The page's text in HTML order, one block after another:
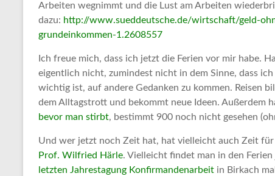
Arbeiten wegnimmt und die Lust am Arbeiten
dazu: http://www.sueddeutsche.de/wirtschaft/geld-
grundeinkommen-1.2608557
Ich freue mich, dass ich jetzt die Ferien vor mir habe.
eigentlich nicht, zumindest nicht in dem Sinne, dass
wichtig ist, auf andere Gedanken zu kommen. Reisen
dem Alltagstrott und bekommt neue Ideen. Außerdem
bevor man stirbt, bestimmt 900 noch nicht gesehen
Und wer jetzt noch Zeit hat, hat vielleicht auch Zeit für
Prof. Wilfried Härle. Vielleicht findet man in den
letzten Jahrestagung Konfirmandenarbeit in Birkach